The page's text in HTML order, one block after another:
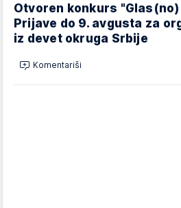
Otvoren konkurs
Prijave do 9. avgusta za
iz devet okruga Srbije
Komentariši